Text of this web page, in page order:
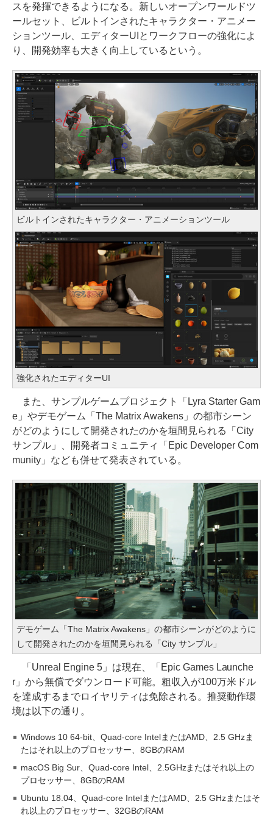
スを発揮できるようになる。新しいオープンワールドツ
ールセット、ビルトインされたキャラクター・アニメー
ションツール、エディターUIとワークフローの強化によ
り、開発効率も大きく向上しているという。
ビルトインされたキャラクター・アニメーションツール
強化されたエディターUI
また、サンプルゲームプロジェクト「Lyra Starter Gam
e」やデモゲーム「The Matrix Awakens」の都市シーン
がどのようにして開発されたのかを垣間見られる「City
サンプル」、開発者コミュニティ「Epic Developer Com
munity」なども併せて発表されている。
デモゲーム「The Matrix Awakens」の都市シーンがどのように
して開発されたのかを垣間見られる「City サンプル」
「Unreal Engine 5」は現在、「Epic Games Launche
r」から無償でダウンロード可能。粗収入が100万米ドル
を達成するまでロイヤリティは免除される。推奨動作環
境は以下の通り。
Windows 10 64-bit、Quad-core IntelまたはAMD、2.5 GHzま
たはそれ以上のプロセッサー、8GBのRAM
macOS Big Sur、Quad-core Intel、2.5GHzまたはそれ以上の
プロセッサー、8GBのRAM
Ubuntu 18.04、Quad-core IntelまたはAMD、2.5 GHzまたはそ
れ以上のプロセッサー、32GBのRAM